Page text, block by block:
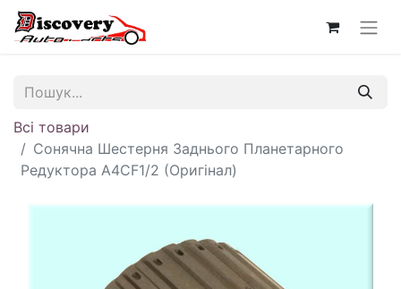
Всі товари
Сонячна Шестерня Заднього Планетарного
Редуктора A4CF1/2 (Оригінал)